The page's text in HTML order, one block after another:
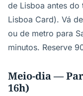
de Lisboa antes
Lisboa Card). Vá
ou de metro para
minutos. Reserve
Meio-dia —
16h)